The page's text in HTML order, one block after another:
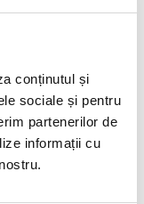
conținutul și
sociale și pentru
partenerilor de
informații cu